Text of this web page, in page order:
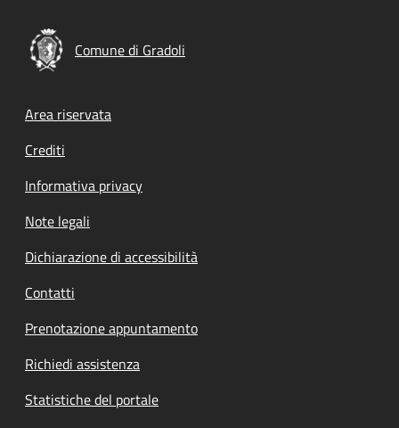
Comune di Gradoli
Footer menu
Area riservata
Crediti
Informativa privacy
Note legali
Dichiarazione di accessibilità
Contatti
Prenotazione appuntamento
Richiedi assistenza
Statistiche del portale